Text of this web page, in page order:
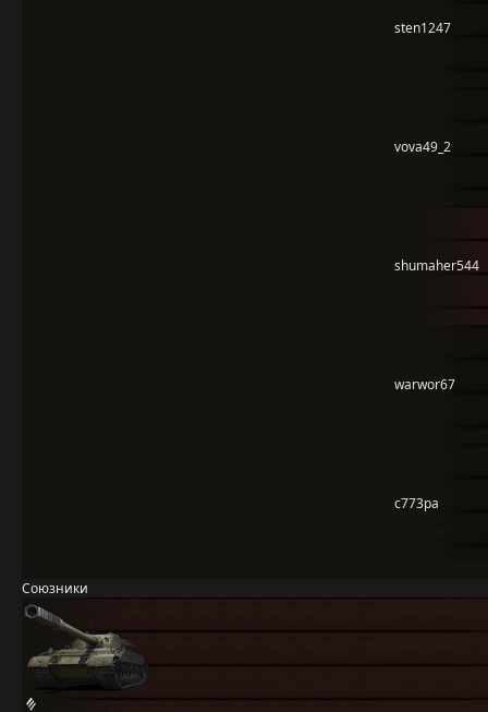
sten1247
vova49_2
shumaher544
warwor67
c773pa
Союзники